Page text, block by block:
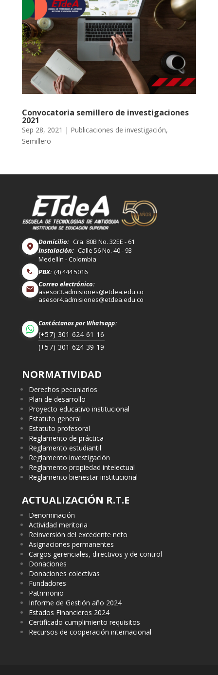
Convocatoria semillero de investigaciones
2021
Sep 28, 2021 | Publicaciones de investigación,
Semillero
Domicilio: Cra. 80B No. 32EE - 61
Instalación: Calle 56 No. 40 - 93
Medellín - Colombia
PBX: (4) 444 5016
Correo electrónico:
asesor3.admisiones@etdea.edu.co
asesor4.admisiones@etdea.edu.co
Contáctanos por Whatsapp:
(+57) 301 624 61 16
(+57) 301 624 39 19
NORMATIVIDAD
Derechos pecuniarios
Plan de desarrollo
Proyecto educativo institucional
Estatuto general
Estatuto profesoral
Reglamento de práctica
Reglamento estudiantil
Reglamento investigación
Reglamento propiedad intelectual
Reglamento bienestar institucional
ACTUALIZACIÓN R.T.E
Denominación
Actividad meritoria
Reinversión del excedente neto
Asignaciones permanentes
Cargos gerenciales, directivos y de control
Donaciones
Donaciones colectivas
Fundadores
Patrimonio
Informe de Gestión año 2024
Estados Financieros 2024
Certificado cumplimiento requisitos
Recursos de cooperación internacional